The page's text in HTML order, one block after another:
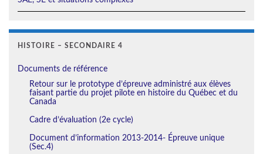
HISTOIRE – SECONDAIRE 4
Documents de référence
Retour sur le prototype d’épreuve administré aux élèves
faisant partie du projet pilote en histoire du Québec et du
Canada
Cadre d’évaluation (2e cycle)
Document d’information 2013-2014- Épreuve unique
(Sec.4)